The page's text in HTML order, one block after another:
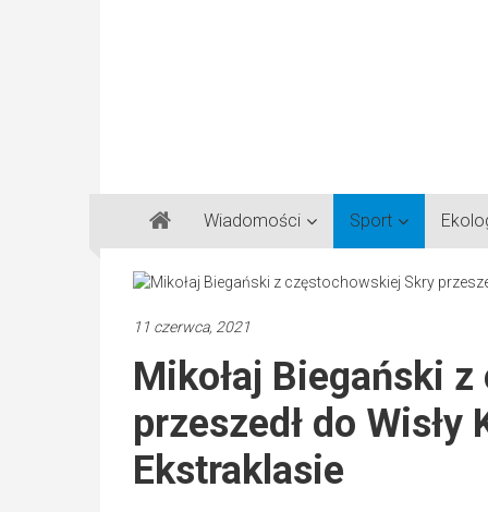
Gazeta
Regionalna
Częstochowa,
Lubliniec,
Wiadomości Sport
11 czerwca, 2021
Mikołaj Biegański
przeszedł do Wisły
Ekstraklasie